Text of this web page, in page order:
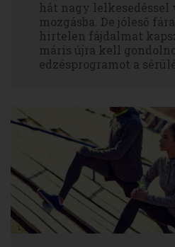
hát nagy lelkesedéssel
mozgásba. De jóleső
hirtelen fájdalmat
máris újra kell
edzésprogramot a